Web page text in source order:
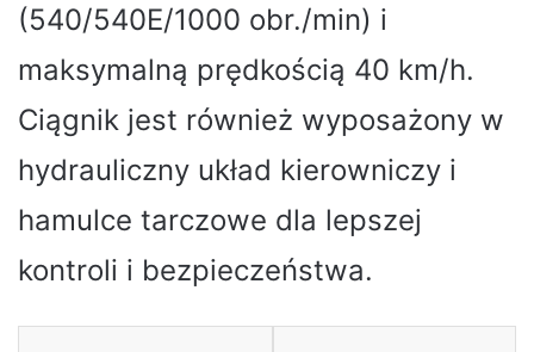
(540/540E/1000 obr./min) i
maksymalną prędkością 40 km/h.
Ciągnik jest również wyposażony w
hydrauliczny układ kierowniczy i
hamulce tarczowe dla lepszej
kontroli i bezpieczeństwa.